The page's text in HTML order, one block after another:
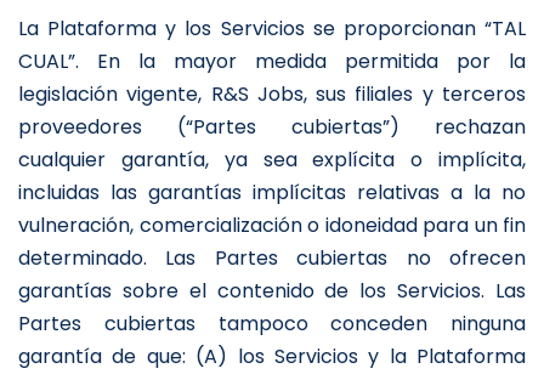
La Plataforma y los Servicios se proporcionan “TAL
CUAL”. En la mayor medida permitida por la
legislación vigente, R&S Jobs, sus filiales y terceros
proveedores (“Partes cubiertas”) rechazan
cualquier garantía, ya sea explícita o implícita,
incluidas las garantías implícitas relativas a la no
vulneración, comercialización o idoneidad para un fin
determinado. Las Partes cubiertas no ofrecen
garantías sobre el contenido de los Servicios. Las
Partes cubiertas tampoco conceden ninguna
garantía de que: (A) los Servicios y la Plataforma